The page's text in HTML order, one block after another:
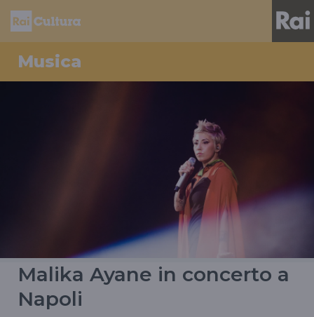
Musica
Malika Ayane in concerto a
Napoli